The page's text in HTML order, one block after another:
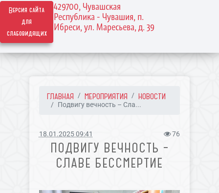
Версия сайта
для
слабовидящих
429700, Чувашская
Республика - Чувашия, п.
Ибреси, ул. Маресьева, д. 39
ГЛАВНАЯ МЕРОПРИЯТИЯ НОВОСТИ
Подвигу вечность – Сла...
18.01.2025 09:41 76
ПОДВИГУ ВЕЧНОСТЬ –
СЛАВЕ БЕССМЕРТИЕ